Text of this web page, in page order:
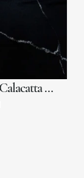
NM-760 Calacatta Negro